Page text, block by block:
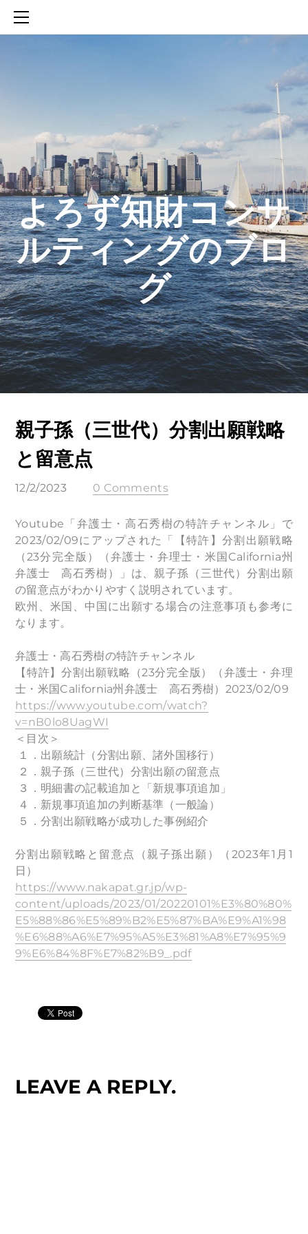
​よろず知財コンサ
ルティングのブロ
グ
親子孫（三世代）分割出願戦略
と留意点
12/2/2023 0 Comments
Youtube「弁護士・高石秀樹の特許チャンネル」で
2023/02/09にアップされた「【特許】分割出願戦略
（23分完全版）（弁護士・弁理士・米国California州
弁護士 高石秀樹）」は、親子孫（三世代）分割出願
の留意点がわかりやすく説明されています。
欧州、米国、中国に出願する場合の注意事項も参考に
なります。
弁護士・高石秀樹の特許チャンネル
【特許】分割出願戦略（23分完全版）（弁護士・弁理
士・米国California州弁護士 高石秀樹）2023/02/09
https://www.youtube.com/watch?
v=nB0lo8UagWI
＜目次＞
１．出願統計（分割出願、諸外国移行）
２．親子孫（三世代）分割出願の留意点
３．明細書の記載追加と「新規事項追加」
４．新規事項追加の判断基準（一般論）
５．分割出願戦略が成功した事例紹介
分割出願戦略と留意点（親子孫出願）（2023年1月1
日）
https://www.nakapat.gr.jp/wp-
content/uploads/2023/01/20220101%E3%80%80%
E5%88%86%E5%89%B2%E5%87%BA%E9%A1%98
%E6%88%A6%E7%95%A5%E3%81%A8%E7%95%9
9%E6%84%8F%E7%82%B9_.pdf
LEAVE A REPLY.
SERVICES
知財活動のROICへの貢献
生成AIを活用した知財戦略の策定方法
生成AIとの「壁打ち」で、新たな発明を創出する方法